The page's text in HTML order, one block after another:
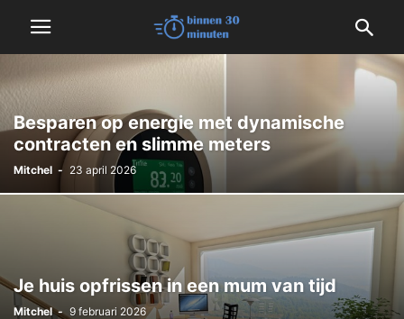
Besparen op energie met dynamische
contracten en slimme meters
Mitchel - 23 april 2026
Je huis opfrissen in een mum van tijd
Mitchel - 9 februari 2026